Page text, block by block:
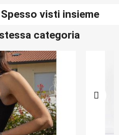
visti insieme
categoria